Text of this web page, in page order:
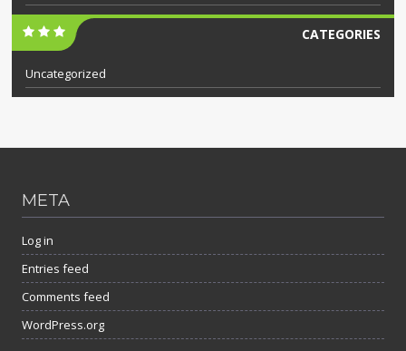
CATEGORIES
Uncategorized
META
Log in
Entries feed
Comments feed
WordPress.org